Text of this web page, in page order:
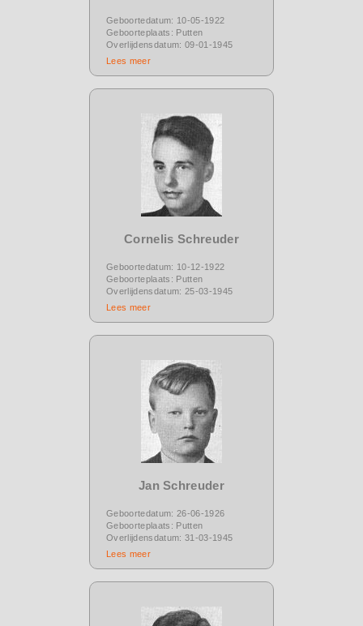
Geboortedatum: 10-05-1922
Geboorteplaats: Putten
Overlijdensdatum: 09-01-1945
Lees meer
Cornelis Schreuder
Geboortedatum: 10-12-1922
Geboorteplaats: Putten
Overlijdensdatum: 25-03-1945
Lees meer
Jan Schreuder
Geboortedatum: 26-06-1926
Geboorteplaats: Putten
Overlijdensdatum: 31-03-1945
Lees meer